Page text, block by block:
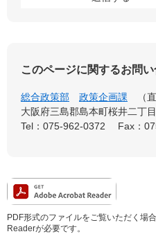
このページに関するお問
総合政策部 政策企画課
大阪府三島郡島本町桜井二丁
Tel：075-962-0372
Fax：
PDF形式のファイルをご覧いただく場
Readerが必要です。